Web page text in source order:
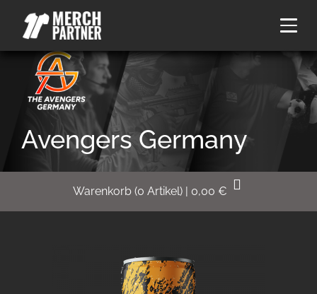
Avengers Germany
Warenkorb (0 Artikel) | 0,00 €